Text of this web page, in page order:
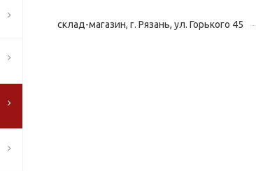
склад-магазин, г. Рязань, ул. Горького 45